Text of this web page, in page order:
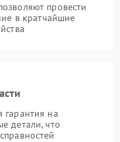
провести
в кратчайшие
гарантия на
детали, что